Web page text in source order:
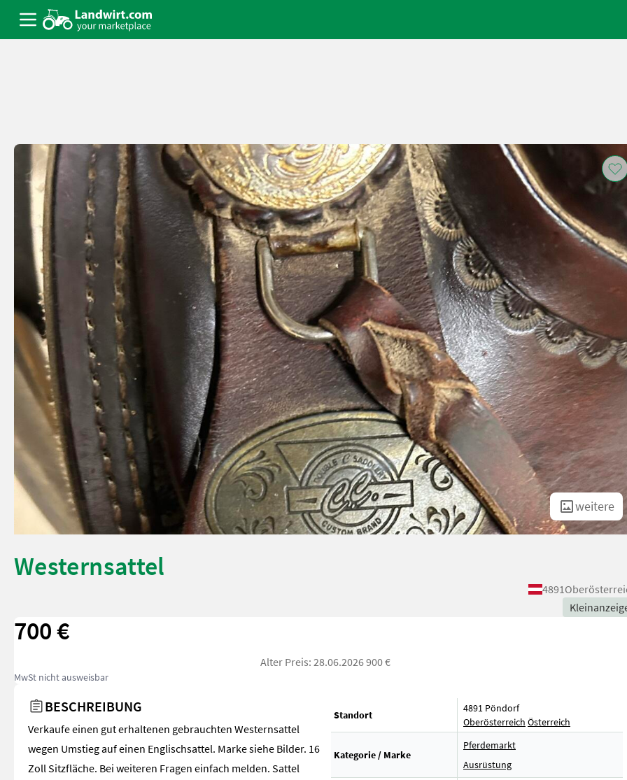
weitere
Westernsattel
4891
700 €
Alter Preis: 28.06.2026 900 €
MwSt nicht ausweisbar
BESCHREIBUNG
Verkaufe einen gut erhaltenen gebrauchten Westernsattel
wegen Umstieg auf einen Englischsattel. Marke siehe Bilder. 16
Zoll Sitzfläche. Bei weiteren Fragen einfach melden. Sattel
Standort
4891 Pöndorf
Oberösterreich Österreich
Kategorie / Marke
Pferdemarkt
Ausrüstung